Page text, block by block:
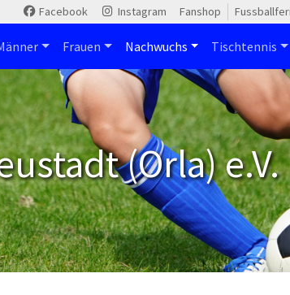
Facebook Instagram Fanshop
Frauen Nachwuchs Tischtennis
(Orla) e.V.